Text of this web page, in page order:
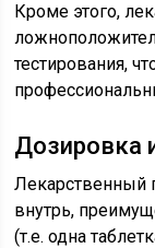
Кроме этого,
тестирования,
Дозировка
Лекарственный
внутрь,
(т.е. одна